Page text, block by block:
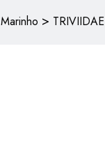
Marinho > TRIVIIDAE